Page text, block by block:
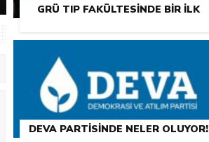
GRÜ TIP FAKÜLTESINDE BIR ILK
DEVA PARTISINDE NELER OLUYOR!